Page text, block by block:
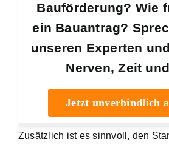
Bauförderung? Wie
ein Bauantrag?
unseren Experten
Nerven, Zeit
Jetzt unverbindlich
Zusätzlich ist es sinnvoll, den